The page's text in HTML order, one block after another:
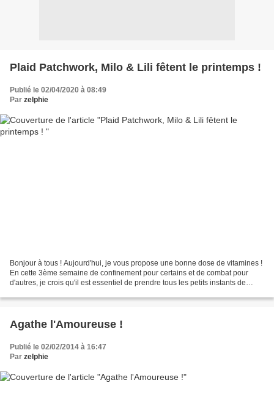
Plaid Patchwork, Milo & Lili fêtent le printemps !
Publié le 02/04/2020 à 08:49
Par zelphie
Bonjour à tous ! Aujourd'hui, je vous propose une bonne dose de vitamines !
En cette 3ème semaine de confinement pour certains et de combat pour
d'autres, je crois qu'il est essentiel de prendre tous les petits instants de
Agathe l'Amoureuse !
Publié le 02/02/2014 à 16:47
Par zelphie